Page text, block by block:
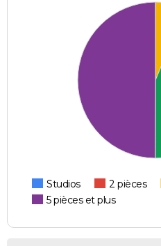
Studios 2 pièces
5 pièces et plus